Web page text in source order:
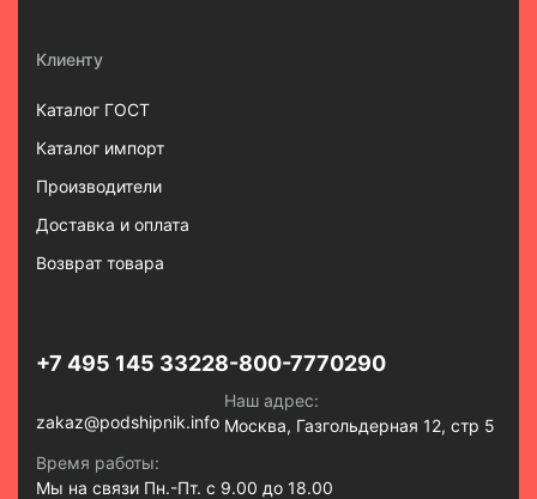
Клиенту
Каталог ГОСТ
Каталог импорт
Производители
Доставка и оплата
Возврат товара
+7 495 145 33228-800-7770290
zakaz@podshipnik.info
Наш адрес:
Москва, Газгольдерная 12, стр 5
Время работы:
Мы на связи Пн.-Пт. с 9.00 до 18.00